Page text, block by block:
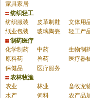
家具家居
纺织轻工
纺织服装
皮革制鞋
文体用
纸业包装
玻璃陶瓷
轻工产
制药医疗
化学制药
中药
生物制
原料药
兽药
医疗器
保健品
医疗服务
农林牧渔
农业
林业
畜牧宠
水产
饲料
农产品